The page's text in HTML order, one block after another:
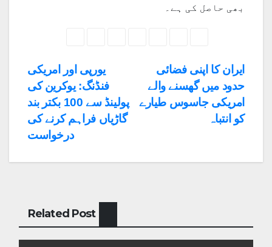
بھی حاصل کی ہے۔
Post
navigation
ایران کا اپنی فضائی
حدود میں گھسنے والے
امریکی جاسوس طیارے
کو انتباہ
یورپی اور امریکی
فنڈنگ: یوکرین کی
پولینڈ سے 100 بکتر بند
گاڑیاں فراہم کرنے کی
درخواست
Related Post